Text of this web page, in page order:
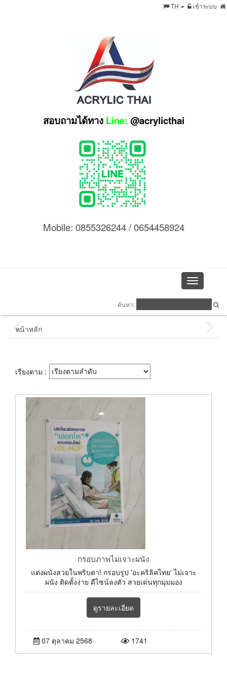
เข้าระบบ
TH
สอบถามได้ทางLine: @acrylicthai
Mobile: 0855326244 / 0654458924
Toggle
navigation
ค้นหา:
หน้าหลัก
เรียงตาม :
กรอบภาพไม่เจาะผนัง
แต่งผนังสวยในพริบตา! กรอบรูป 'อะคริลิคไทย' ไม่เจาะ
ผนัง ติดตั้งง่าย ดีไซน์ลงตัว สวยเด่นทุกมุมมอง
ดูรายละเอียด
07 ตุลาคม 2568 1741